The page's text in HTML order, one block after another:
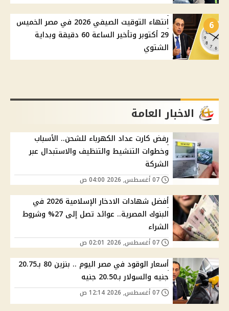
6
انتهاء التوقيت الصيفي 2026 في مصر الخميس
29 أكتوبر وتأخير الساعة 60 دقيقة وبداية
الشتوي
الاخبار العامة
رفض كارت عداد الكهرباء للشحن.. الأسباب
وخطوات التنشيط والتنظيف والاستبدال عبر
الشركة
أفضل شهادات الادخار الإسلامية 2026 في
البنوك المصرية.. عوائد تصل إلى 27% وشروط
الشراء
أسعار الوقود في مصر اليوم .. بنزين 80 بـ20.75
جنيه والسولار بـ20.50 جنيه